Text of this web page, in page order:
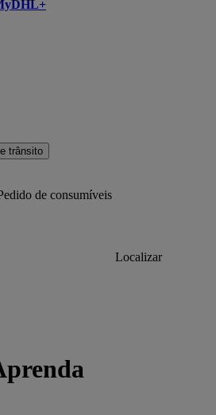
trânsito
de consumíveis
Localizar